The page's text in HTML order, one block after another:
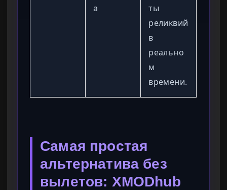
а
ты
реликвий
в
реально
м
времени.
Самая простая
альтернатива без
вылетов: XMODhub